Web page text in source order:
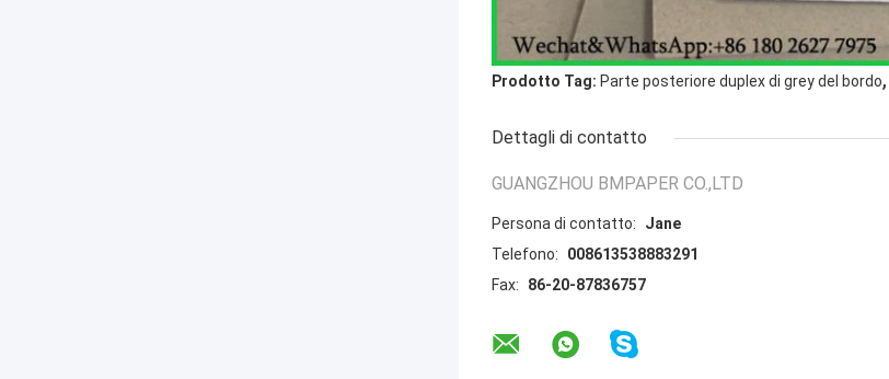
Prodotto Tag: Parte posteriore duplex di grey del bordo,
Dettagli di contatto
GUANGZHOU BMPAPER CO.,LTD
Persona di contatto:
Jane
Telefono:
008613538883291
Fax:
86-20-87836757